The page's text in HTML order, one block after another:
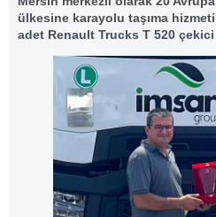
ülkesine karayolu taşıma
adet Renault Trucks T 520 çekici